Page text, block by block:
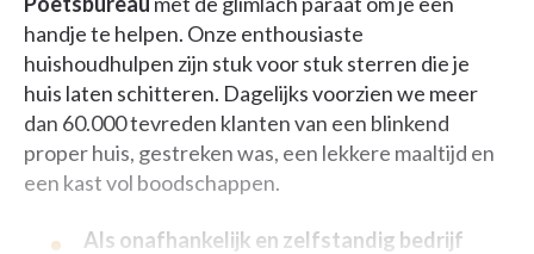
handje te helpen. Onze enthousiaste
huishoudhulpen zijn stuk voor stuk sterren die je
huis laten schitteren. Dagelijks voorzien we meer
dan 60.000 tevreden klanten van een blinkend
proper huis, gestreken was, een lekkere maaltijd en
een kast vol boodschappen.
Als onafhankelijk en zelfstandig bedrijf